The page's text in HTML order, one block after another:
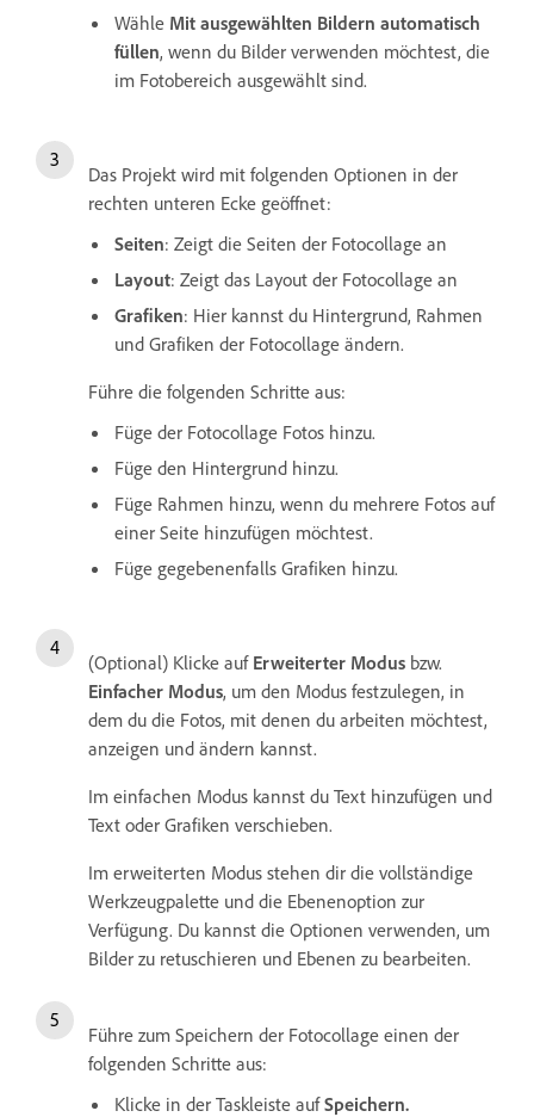
Wähle Mit ausgewählten Bildern automatisch
füllen, wenn du Bilder verwenden möchtest, die
im Fotobereich ausgewählt sind.
Das Projekt wird mit folgenden Optionen in der
rechten unteren Ecke geöffnet:
Seiten: Zeigt die Seiten der Fotocollage an
Layout: Zeigt das Layout der Fotocollage an
Grafiken: Hier kannst du Hintergrund, Rahmen
und Grafiken der Fotocollage ändern.
Führe die folgenden Schritte aus:
Füge der Fotocollage Fotos hinzu.
Füge den Hintergrund hinzu.
Füge Rahmen hinzu, wenn du mehrere Fotos auf
einer Seite hinzufügen möchtest.
Füge gegebenenfalls Grafiken hinzu.
(Optional) Klicke auf Erweiterter Modus bzw.
Einfacher Modus, um den Modus festzulegen, in
dem du die Fotos, mit denen du arbeiten möchtest,
anzeigen und ändern kannst.
Im einfachen Modus kannst du Text hinzufügen und
Text oder Grafiken verschieben.
Im erweiterten Modus stehen dir die vollständige
Werkzeugpalette und die Ebenenoption zur
Verfügung. Du kannst die Optionen verwenden, um
Bilder zu retuschieren und Ebenen zu bearbeiten.
Führe zum Speichern der Fotocollage einen der
folgenden Schritte aus:
Klicke in der Taskleiste aufSpeichern.